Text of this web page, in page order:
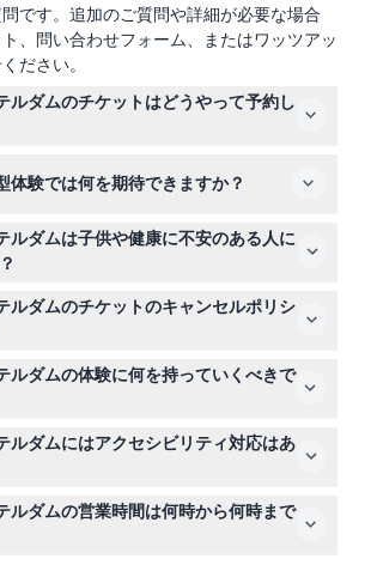
です。追加のご質問や詳細が必要な場合
、問い合わせフォーム、またはワッツアッ
ださい。
ルダムのチケットはどうやって予約し
予約できます。予約の際にご希望の日付
体験では何を期待できますか？
ー、音響、煙、メディアアートで彩られた
ティブルームを75分間巡る旅をお楽しみ
べてがフェスティバルスタイルの感覚的
います。体験の最後は、居心地の良い
でリラックスタイムをお過ごしくださ
ルダムは子供や健康に不安のある人に
上のお客様が対象で、10歳未満の子供は
体験には強い点滅光が含まれるため、光
の方には適さない場合がありますのでご注
ルダムのチケットのキャンセルポリシ
前までなら手数料なしでキャンセル可能
料がかかる場合があります。必ずご予約
プラットフォームでキャンセル手続きを
ルダムの体験に何を持っていくべきで
齢確認のため有効な身分証をお持ちくださ
歩くので快適な服装をおすすめします。
管できるロッカーも現地にあります。
ルダムにはアクセシビリティ対応はあ
ムステルダムは車椅子でのアクセスが可
なゲストも快適に没入型の視聴覚体験を
ます。
ルダムの営業時間は何時から何時まで